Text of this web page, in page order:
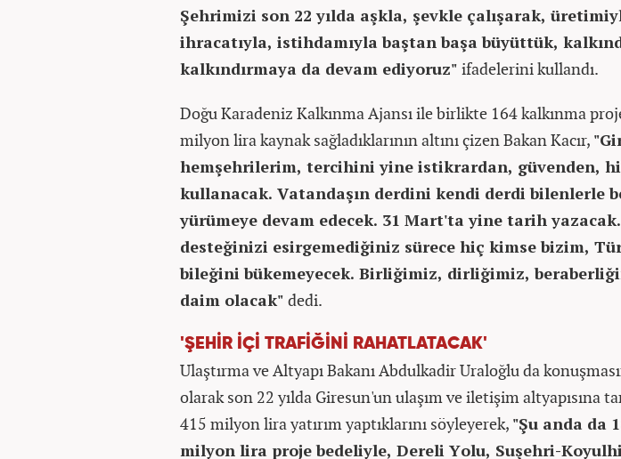
Şehrimizi son 22 yılda aşkla, şevkle çalışarak,
ihracatıyla, istihdamıyla baştan başa büyüttük,
kalkındırmaya da devam ediyoruz" ifadelerini kullandı.
Doğu Karadeniz Kalkınma Ajansı ile birlikte 164 kalkınma
milyon lira kaynak sağladıklarının altını çizen Bakan Kacır,
hemşehrilerim, tercihini yine istikrardan, güvenden,
kullanacak. Vatandaşın derdini kendi derdi bilenlerle
yürümeye devam edecek. 31 Mart'ta yine tarih
desteğinizi esirgemediğiniz sürece hiç kimse bizim,
bileğini bükemeyecek. Birliğimiz, dirliğimiz,
daim olacak" dedi.
'ŞEHİR İÇİ TRAFİĞİNİ RAHATLATACAK'
Ulaştırma ve Altyapı Bakanı Abdulkadir Uraloğlu da
olarak son 22 yılda Giresun'un ulaşım ve iletişim altyapısına
415 milyon lira yatırım yaptıklarını söyleyerek, "Şu anda da
milyon lira proje bedeliyle, Dereli Yolu, Suşehri-